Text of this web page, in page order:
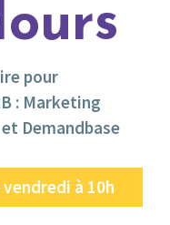
pour
: Marketing
Demandbase
à 10h